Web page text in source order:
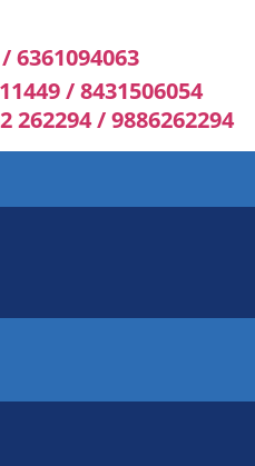
6361094063
/ 8431506054
262294 / 9886262294